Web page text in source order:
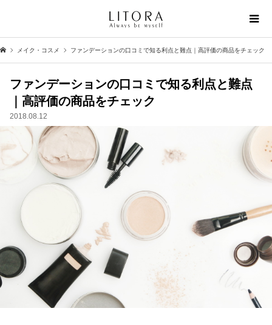
メイク・コスメ ファンデーションの口コミで知る利点と難点｜高評価の商品をチェック
ファンデーションの口コミで知る利点と難点
｜高評価の商品をチェック
2018.08.12